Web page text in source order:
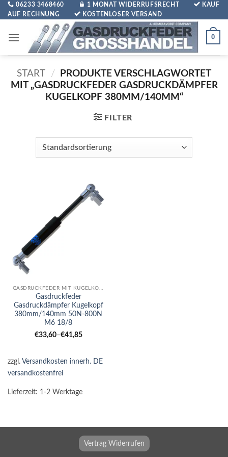
Zum
Inhalt
06233 3468460 1 MONAT WIDERRUFSRECHT
KAUF
AUF RECHNUNG
KOSTENLOSER VERSAND
0
START /
PRODUKTE VERSCHLAGWORTET
MIT „GASDRUCKFEDER GASDRUCKDÄMPFER
KUGELKOPF 380MM/140MM“
FILTER
GASDRUCKFEDER MIT KUGELKOPF
Gasdruckfeder
Gasdruckdämpfer Kugelkopf
380mm/140mm 50N-800N
M6 18/8
€33,60–€41,85
zzgl. Versandkosten innerh. DE
versandkostenfrei
Lieferzeit: 1-2 Werktage
Vertrag Widerrufen